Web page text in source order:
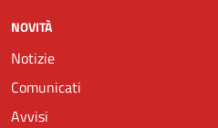
NOVITÀ
Notizie
Comunicati
Avvisi